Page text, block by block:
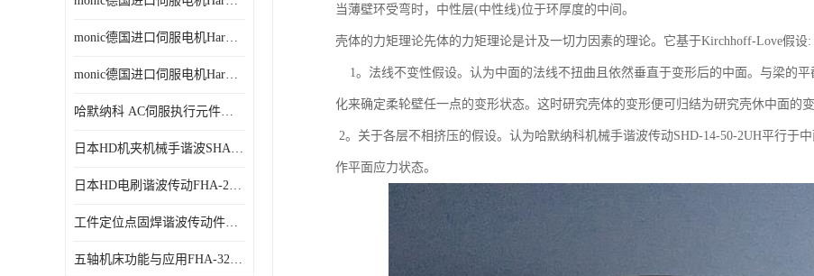
monic德国进口伺服电机Har中国总代理公司
monic德国进口伺服电机Har中国总代理供应
哈默纳科 AC伺服执行元件扁平型SHA系列
日本HD机夹机械手谐波SHA32A120CG-B12B
日本HD电刷谐波传动FHA-25C-50-E250-C
工件定位点固焊谐波传动件哈默纳科CSF-45-100-2UH
五轴机床功能与应用FHA-32C-50-US250
当薄壁环受弯时，中性层(中性线)位于环厚度的中间。
壳体的力矩理论先体的力矩理论是计及一切力因素的理论。它基于Kirchhoff-Love假设:
1。法线不变性假设。认为中面的法线不扭曲且依然垂直于变形后的中面。与梁的
化来确定柔轮壁任一点的变形状态。这时研究壳体的变形便可归结为研究壳休中面的变
2。关于各层不相挤压的假设。认为哈默纳科机械手谐波传动SHD-14-50-2UH平行于
作平面应力状态。